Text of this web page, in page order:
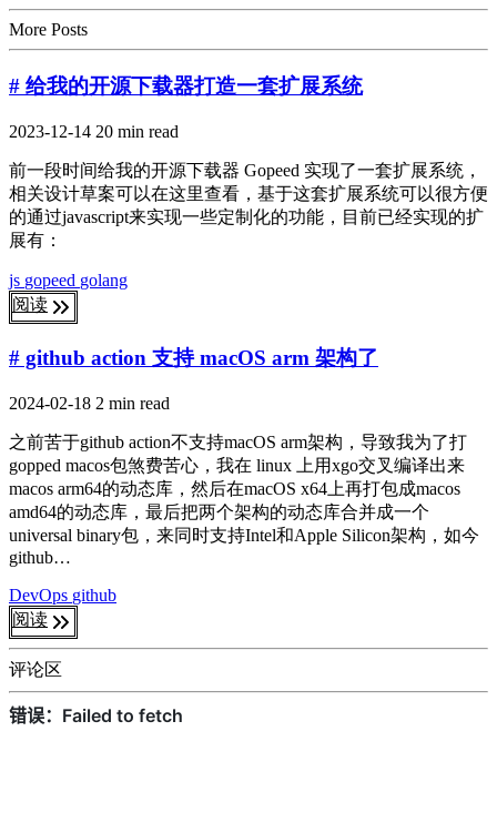
More Posts
# 给我的开源下载器打造一套扩展系统
2023-12-14 20 min read
前一段时间给我的开源下载器 Gopeed 实现了一套扩展系统，
相关设计草案可以在这里查看，基于这套扩展系统可以很方便
的通过javascript来实现一些定制化的功能，目前已经实现的扩
展有：
js gopeed golang
阅读
# github action 支持 macOS arm 架构了
2024-02-18 2 min read
之前苦于github action不支持macOS arm架构，导致我为了打
gopped macos包煞费苦心，我在 linux 上用xgo交叉编译出来
macos arm64的动态库，然后在macOS x64上再打包成macos
amd64的动态库，最后把两个架构的动态库合并成一个
universal binary包，来同时支持Intel和Apple Silicon架构，如今
github…
DevOps github
阅读
评论区